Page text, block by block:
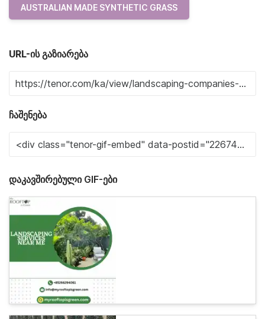
AUSTRALIAN MADE SYNTHETIC GRASS
URL-ის გაზიარება
ჩაშენება
დაკავშირებული GIF-ები